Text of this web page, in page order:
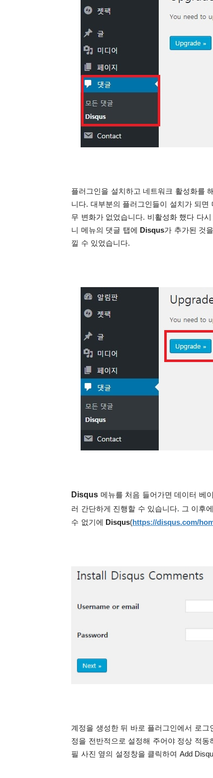
플러그인을 설치하고 네트워크 활성화를
니다. 대부분의 플러그인들이 설치가 되
무 변화가 없었습니다. 비활성화 했다 다
니 메뉴의 댓글 탭에
Disqus가 추가된 것
낄 수 있었습니다.
Disqus 메뉴를 처음 들어가면 데이터 베
러 간단하게 진행할 수 있습니다. 그 이후에
수 없기에
Disqus(https://disqus.com/
계정을 생성한 뒤 바로 플러그인에서 로
정을 전반적으로 설정해 주어야 정상 적
필 사진 옆의 설정창을 클릭하여 Add